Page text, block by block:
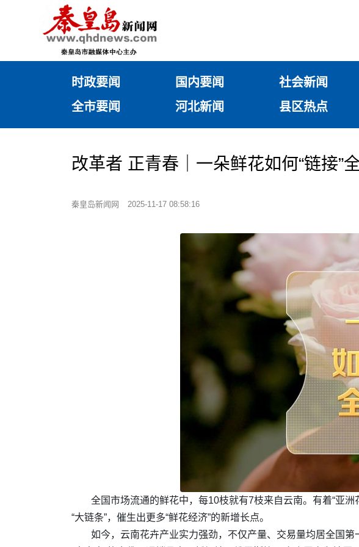
时政要闻 国内要闻 社会新闻
全市要闻
河北新闻 县区热点
改革者 正青春｜一朵鲜花如何“链接”
秦皇岛新闻网 2025-11-17 08:58:16
全国市场流通的鲜花中，每10枝就有7枝来自云南。有着“亚
“大链条”，催生出更多“鲜花经济”的新增长点。
如今，云南花卉产业实力强劲，不仅产量、交易量均居全国